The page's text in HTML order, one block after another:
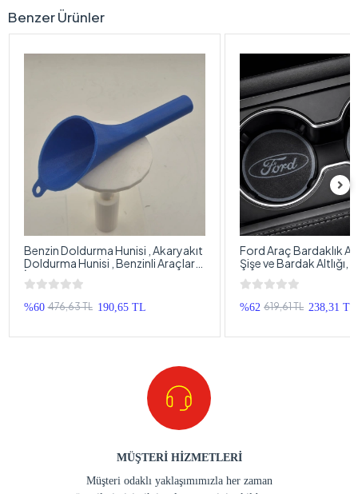
Benzer Ürünler
Benzin Doldurma Hunisi , Akaryakıt
Doldurma Hunisi , Benzinli Araçlar
İçin Benzin Aktarma Hunisi
%60 476,63 TL 190,65 TL
Ford Araç Bardaklık
Şişe ve Bardak Altlığı,
Oto Bardaklık Altlığı
%62 619,61 TL 238,31 TL
MÜŞTERİ HİZMETLERİ
Müşteri odaklı yaklaşımımızla her zaman